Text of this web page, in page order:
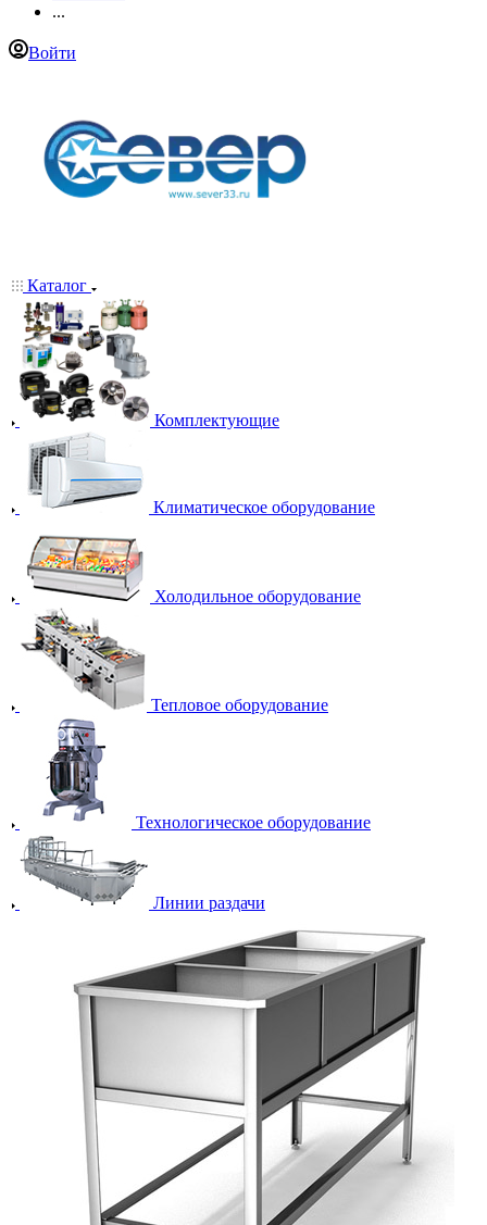
...
Войти
Каталог
Комплектующие
Климатическое оборудование
Холодильное оборудование
Тепловое оборудование
Технологическое оборудование
Линии раздачи